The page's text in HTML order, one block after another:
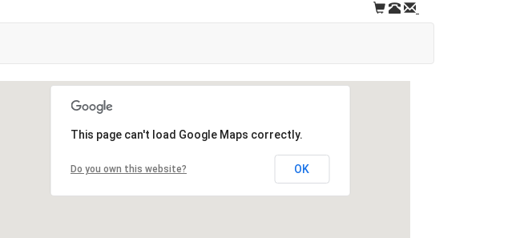
Loading...
This page can't load Google Maps correctly.
Do you own this website? OK